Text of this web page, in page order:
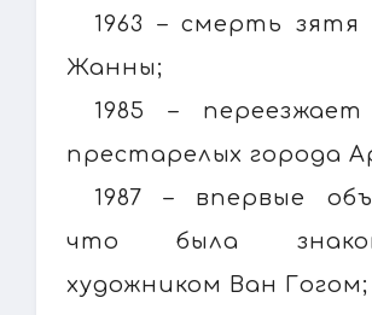
1963 – смерть зятя
Жанны;
1985 –
престарелых города
1987 – впервые
что была
художником Ван Гогом;